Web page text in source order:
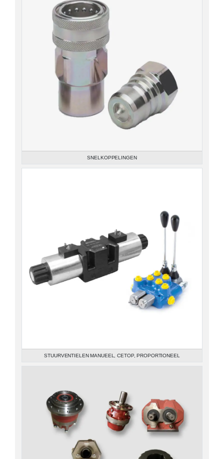
SNELKOPPELINGEN
STUURVENTIELEN MANUEEL, CETOP, PROPORTIONEEL